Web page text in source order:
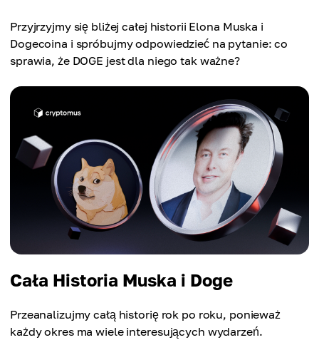
Przyjrzyjmy się bliżej całej historii Elona Muska i
Dogecoina i spróbujmy odpowiedzieć na pytanie: co
sprawia, że DOGE jest dla niego tak ważne?
Cała Historia Muska i Doge
Przeanalizujmy całą historię rok po roku, ponieważ
każdy okres ma wiele interesujących wydarzeń.